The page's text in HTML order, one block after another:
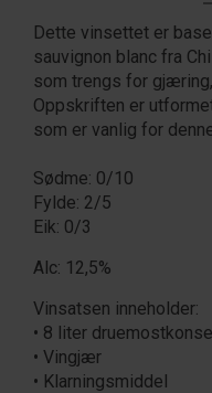
Dette vinsettet er
sauvignon blanc fra
som trengs for
Oppskriften er
som er vanlig for
Sødme: 0/10
Fylde: 2/5
Eik: 0/3
Alc: 12,5%
Vinsatsen inneholder:
• 8 liter
• Vingjær
• Klarningsmiddel